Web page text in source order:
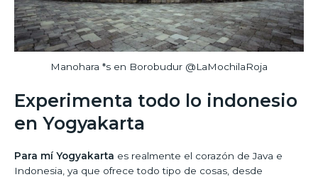
Manohara *s en Borobudur @LaMochilaRoja
Experimenta todo lo indonesio
en Yogyakarta
Para mí Yogyakarta es realmente el corazón de Java e
Indonesia, ya que ofrece todo tipo de cosas, desde